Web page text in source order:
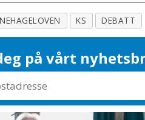
KS DEBATT
på vårt